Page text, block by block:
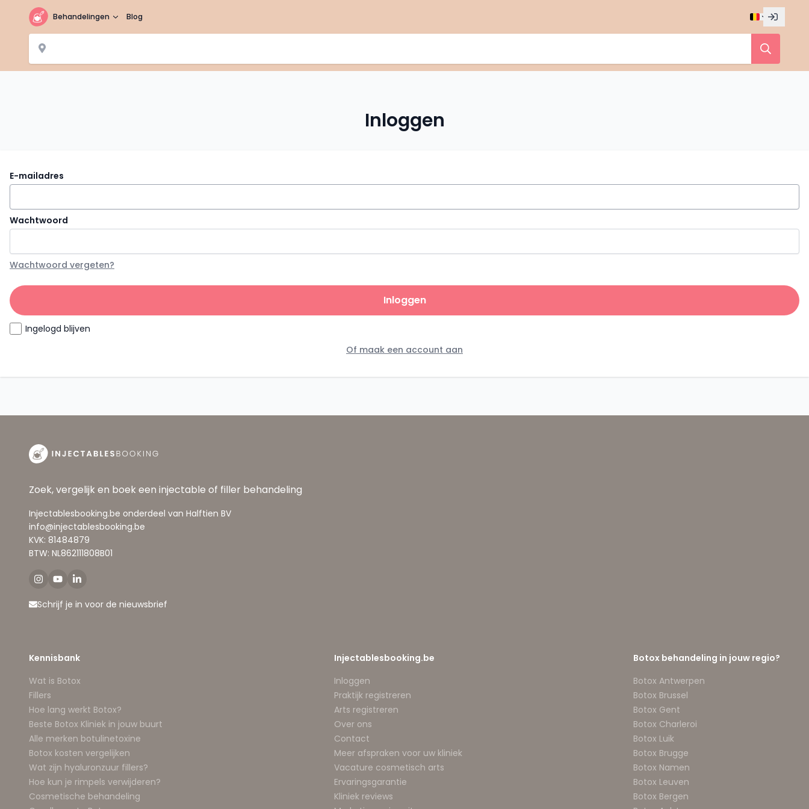
Behandelingen Blog
Inloggen
E-mailadres
Wachtwoord
Wachtwoord vergeten?
Inloggen
Ingelogd blijven
Of maak een account aan
Zoek, vergelijk en boek een injectable of filler behandeling
Injectablesbooking.be onderdeel van Halftien BV
info@injectablesbooking.be
KVK: 81484879
BTW: NL862111808B01
Schrijf je in voor de nieuwsbrief
Kennisbank
Wat is Botox
Fillers
Hoe lang werkt Botox?
Beste Botox Kliniek in jouw buurt
Alle merken botulinetoxine
Botox kosten vergelijken
Wat zijn hyaluronzuur fillers?
Hoe kun je rimpels verwijderen?
Cosmetische behandeling
Injectablesbooking.be
Inloggen
Praktijk registreren
Arts registreren
Over ons
Contact
Meer afspraken voor uw kliniek
Vacature cosmetisch arts
Ervaringsgarantie
Kliniek reviews
Botox behandeling in jouw regio?
Botox Antwerpen
Botox Brussel
Botox Gent
Botox Charleroi
Botox Luik
Botox Brugge
Botox Namen
Botox Leuven
Botox Bergen